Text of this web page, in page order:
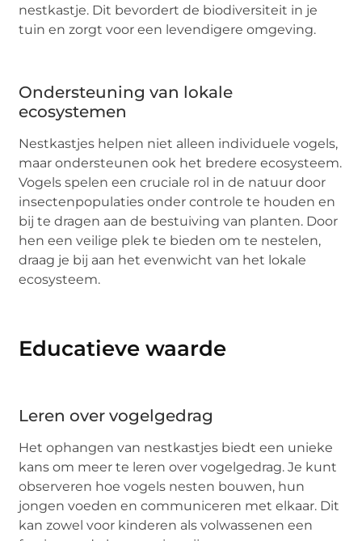
nestkastje. Dit bevordert de biodiversiteit in je
tuin en zorgt voor een levendigere omgeving.
Ondersteuning van lokale
ecosystemen
Nestkastjes helpen niet alleen individuele vogels,
maar ondersteunen ook het bredere ecosysteem.
Vogels spelen een cruciale rol in de natuur door
insectenpopulaties onder controle te houden en
bij te dragen aan de bestuiving van planten. Door
hen een veilige plek te bieden om te nestelen,
draag je bij aan het evenwicht van het lokale
ecosysteem.
Educatieve waarde
Leren over vogelgedrag
Het ophangen van nestkastjes biedt een unieke
kans om meer te leren over vogelgedrag. Je kunt
observeren hoe vogels nesten bouwen, hun
jongen voeden en communiceren met elkaar. Dit
kan zowel voor kinderen als volwassenen een